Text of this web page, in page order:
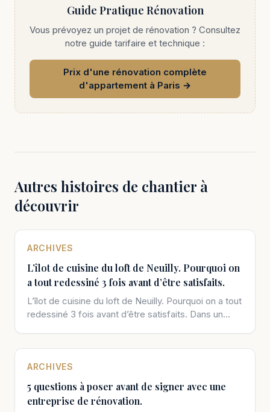
Guide Pratique Rénovation
Vous prévoyez un projet de rénovation ? Consultez
notre guide tarifaire et technique :
Prix d'une rénovation complète
d'appartement à Paris →
Autres histoires de chantier à
découvrir
ARCHIVES
L’îlot de cuisine du loft de Neuilly. Pourquoi on
a tout redessiné 3 fois avant d’être satisfaits.
L’îlot de cuisine du loft de Neuilly. Pourquoi on a tout
redessiné 3 fois avant d’être satisfaits. Dans un
ARCHIVES
5 questions à poser avant de signer avec une
entreprise de rénovation.